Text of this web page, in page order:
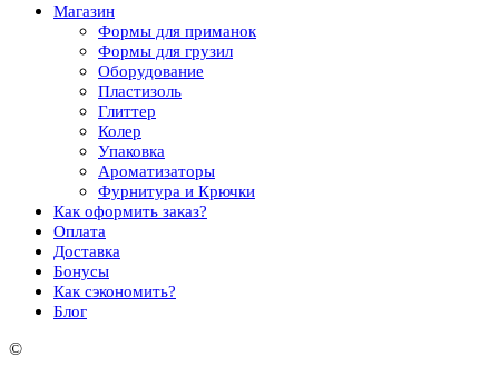
Магазин
Формы для приманок
Формы для грузил
Оборудование
Пластизоль
Глиттер
Колер
Упаковка
Ароматизаторы
Фурнитура и Крючки
Как оформить заказ?
Оплата
Доставка
Бонусы
Как сэкономить?
Блог
©